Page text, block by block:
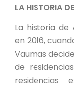
LA HISTORIA
La historia de
en 2016,
Vaumas
de
residencias